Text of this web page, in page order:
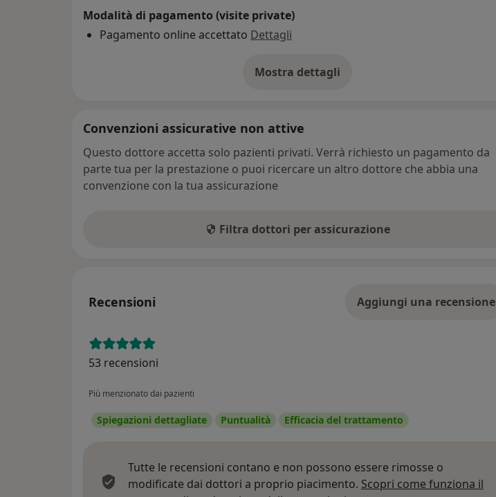
Modalità di pagamento (visite private)
Pagamento online accettato Dettagli
Mostra dettagli
sull'indirizzo
Convenzioni assicurative non attive
Questo dottore accetta solo pazienti privati. Verrà richiesto un pagamento da
parte tua per la prestazione o puoi ricercare un altro dottore che abbia una
convenzione con la tua assicurazione
Filtra dottori per assicurazione
Recensioni Aggiungi una recensione
53 recensioni
Più menzionato dai pazienti
Spiegazioni dettagliate Puntualità Efficacia del trattamento
Tutte le recensioni contano e non possono essere rimosse o
modificate dai dottori a proprio piacimento. Scopri come funziona il